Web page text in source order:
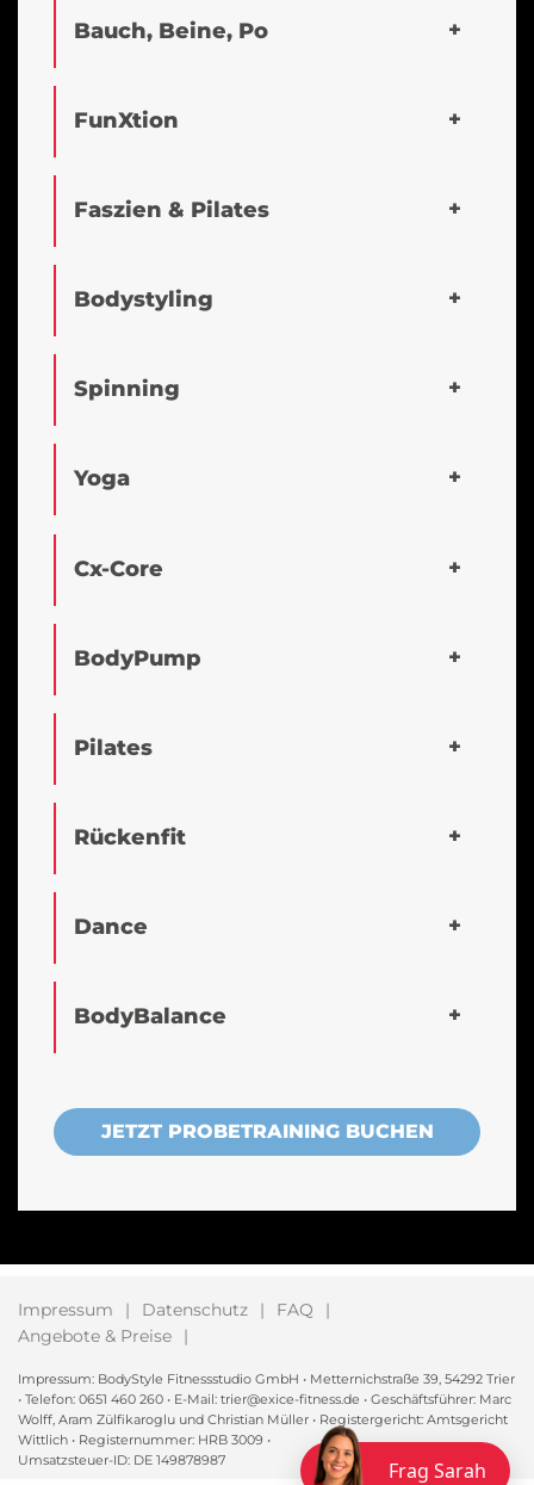
Bauch, Beine, Po
FunXtion
Faszien & Pilates
Bodystyling
Spinning
Yoga
Cx-Core
BodyPump
Pilates
Rückenfit
Dance
BodyBalance
JETZT PROBETRAINING BUCHEN
Impressum Datenschutz
FAQ
Angebote & Preise
Impressum: BodyStyle Fitnessstudio GmbH • Metternichstraße 39, 54292 Trier
• Telefon: 0651 460 260 • E-Mail: trier@exice-fitness.de • Geschäftsführer: Marc
Wolff, Aram Zülfikaroglu und Christian Müller • Registergericht: Amtsgericht
Wittlich • Registernummer: HRB 3009 •
Umsatzsteuer-ID: DE 149878987
Frag Sarah